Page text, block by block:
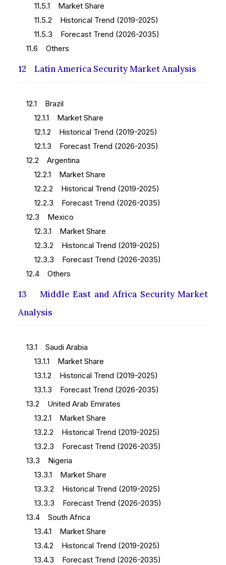
11.5.1 Market Share
11.5.2 Historical Trend (2019-2025)
11.5.3 Forecast Trend (2026-2035)
11.6 Others
12 Latin America Security Market Analysis
12.1 Brazil
12.1.1 Market Share
12.1.2 Historical Trend (2019-2025)
12.1.3 Forecast Trend (2026-2035)
12.2 Argentina
12.2.1 Market Share
12.2.2 Historical Trend (2019-2025)
12.2.3 Forecast Trend (2026-2035)
12.3 Mexico
12.3.1 Market Share
12.3.2 Historical Trend (2019-2025)
12.3.3 Forecast Trend (2026-2035)
12.4 Others
13 Middle East and Africa Security Market
Analysis
13.1 Saudi Arabia
13.1.1 Market Share
13.1.2 Historical Trend (2019-2025)
13.1.3 Forecast Trend (2026-2035)
13.2 United Arab Emirates
13.2.1 Market Share
13.2.2 Historical Trend (2019-2025)
13.2.3 Forecast Trend (2026-2035)
13.3 Nigeria
13.3.1 Market Share
13.3.2 Historical Trend (2019-2025)
13.3.3 Forecast Trend (2026-2035)
13.4 South Africa
13.4.1 Market Share
13.4.2 Historical Trend (2019-2025)
13.4.3 Forecast Trend (2026-2035)